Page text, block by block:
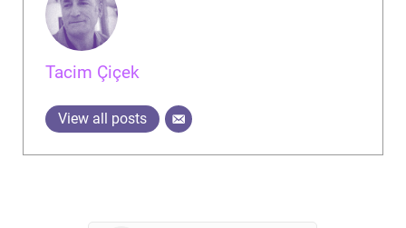
Tacim Çiçek
View all posts